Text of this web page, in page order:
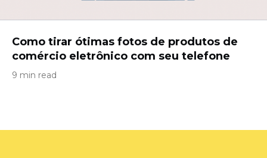
Como tirar ótimas fotos de produtos de
comércio eletrônico com seu telefone
9 min read